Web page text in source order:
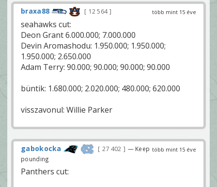
több mint 15 éve
braxa88 12 564
seahawks cut:
Deon Grant 6.000.000; 7.000.000
Devin Aromashodu: 1.950.000; 1.950.000;
1.950.000; 2.650.000
Adam Terry: 90.000; 90.000; 90.000; 90.000
büntik: 1.680.000; 2.020.000; 480.000; 620.000
visszavonul: Willie Parker
több mint 15 éve
gabokocka 27 402
— Keep
pounding
Panthers cut: